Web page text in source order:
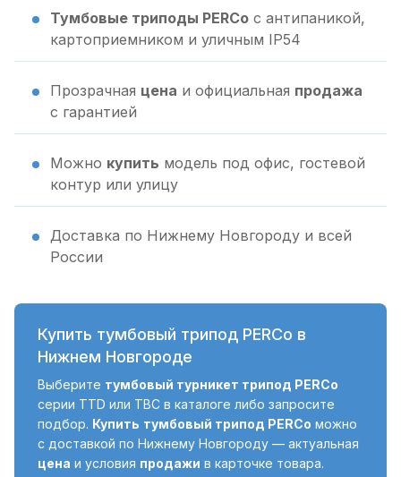
Тумбовые триподы PERCo с антипаникой,
картоприемником и уличным IP54
Прозрачная цена и официальная продажа
с гарантией
Можно купить модель под офис, гостевой
контур или улицу
Доставка по Нижнему Новгороду и всей
России
Купить тумбовый трипод PERCo в
Нижнем Новгороде
Выберите тумбовый турникет трипод PERCo
серии TTD или TBC в каталоге либо запросите
подбор. Купить тумбовый трипод PERCo можно
с доставкой по Нижнему Новгороду — актуальная
цена и условия продажи в карточке товара.